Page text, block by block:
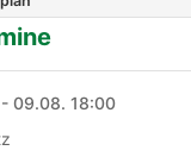
09.08. 18:00